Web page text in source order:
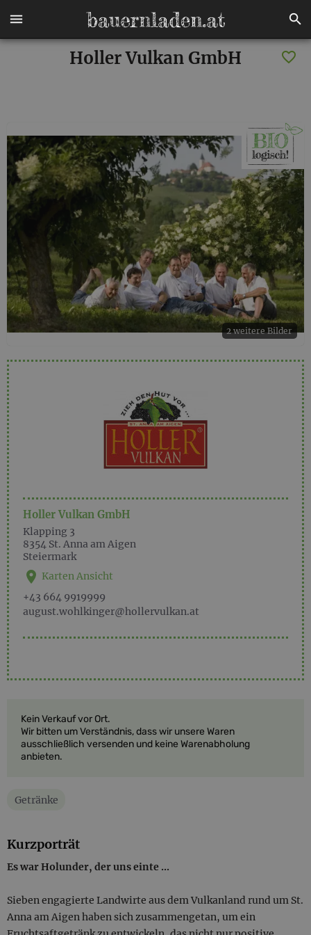
2 weitere Bilder
Holler Vulkan GmbH
Klapping 3
8354 St. Anna am Aigen
Steiermark
Karten Ansicht
+43 664 9919999
august.wohlkinger@hollervulkan.at
Kein Verkauf vor Ort.
Wir bitten um Verständnis, dass wir unsere Waren
ausschließlich versenden und keine Warenabholung
anbieten.
Holler Vulkan GmbH
Getränke
Kurzporträt
Es war Holunder, der uns einte ...
Sieben engagierte Landwirte aus dem Vulkanland rund um St.
Anna am Aigen haben sich zusammengetan, um ein